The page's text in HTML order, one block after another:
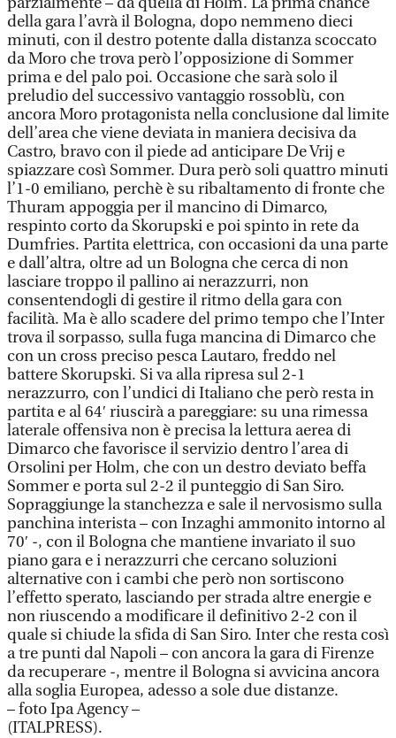
della gara l’avrà il Bologna, dopo nemmeno dieci
minuti, con il destro potente dalla distanza scoccato
da Moro che trova però l’opposizione di Sommer
prima e del palo poi. Occasione che sarà solo il
preludio del successivo vantaggio rossoblù, con
ancora Moro protagonista nella conclusione dal limite
dell’area che viene deviata in maniera decisiva da
Castro, bravo con il piede ad anticipare De Vrij e
spiazzare così Sommer. Dura però soli quattro minuti
l’1-0 emiliano, perchè è su ribaltamento di fronte che
Thuram appoggia per il mancino di Dimarco,
respinto corto da Skorupski e poi spinto in rete da
Dumfries. Partita elettrica, con occasioni da una parte
e dall’altra, oltre ad un Bologna che cerca di non
lasciare troppo il pallino ai nerazzurri, non
consentendogli di gestire il ritmo della gara con
facilità. Ma è allo scadere del primo tempo che l’Inter
trova il sorpasso, sulla fuga mancina di Dimarco che
con un cross preciso pesca Lautaro, freddo nel
battere Skorupski. Si va alla ripresa sul 2-1
nerazzurro, con l’undici di Italiano che però resta in
partita e al 64′ riuscirà a pareggiare: su una rimessa
laterale offensiva non è precisa la lettura aerea di
Dimarco che favorisce il servizio dentro l’area di
Orsolini per Holm, che con un destro deviato beffa
Sommer e porta sul 2-2 il punteggio di San Siro.
Sopraggiunge la stanchezza e sale il nervosismo sulla
panchina interista – con Inzaghi ammonito intorno al
70′ -, con il Bologna che mantiene invariato il suo
piano gara e i nerazzurri che cercano soluzioni
alternative con i cambi che però non sortiscono
l’effetto sperato, lasciando per strada altre energie e
non riuscendo a modificare il definitivo 2-2 con il
quale si chiude la sfida di San Siro. Inter che resta così
a tre punti dal Napoli – con ancora la gara di Firenze
da recuperare -, mentre il Bologna si avvicina ancora
alla soglia Europea, adesso a sole due distanze.
– foto Ipa Agency –
(ITALPRESS).